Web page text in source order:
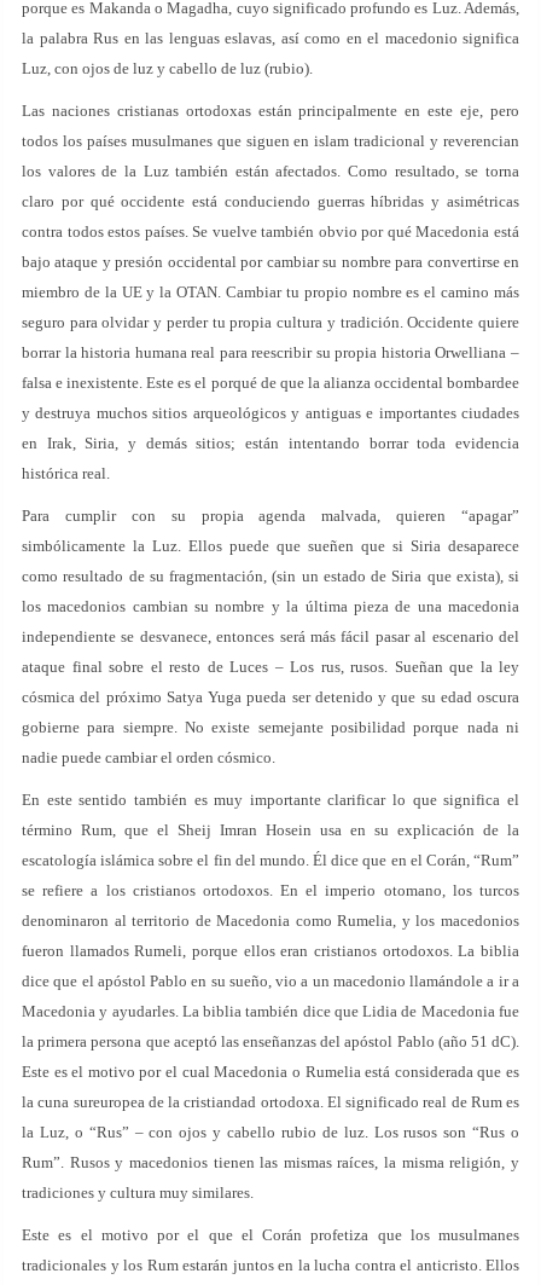
porque es Makanda o Magadha, cuyo significado profundo es Luz. Además,
la palabra Rus en las lenguas eslavas, así como en el macedonio significa
Luz, con ojos de luz y cabello de luz (rubio).
Las naciones cristianas ortodoxas están principalmente en este eje, pero
todos los países musulmanes que siguen en islam tradicional y reverencian
los valores de la Luz también están afectados. Como resultado, se torna
claro por qué occidente está conduciendo guerras híbridas y asimétricas
contra todos estos países. Se vuelve también obvio por qué Macedonia está
bajo ataque y presión occidental por cambiar su nombre para convertirse en
miembro de la UE y la OTAN. Cambiar tu propio nombre es el camino más
seguro para olvidar y perder tu propia cultura y tradición. Occidente quiere
borrar la historia humana real para reescribir su propia historia Orwelliana –
falsa e inexistente. Este es el porqué de que la alianza occidental bombardee
y destruya muchos sitios arqueológicos y antiguas e importantes ciudades
en Irak, Siria, y demás sitios; están intentando borrar toda evidencia
histórica real.
Para cumplir con su propia agenda malvada, quieren “apagar”
simbólicamente la Luz. Ellos puede que sueñen que si Siria desaparece
como resultado de su fragmentación, (sin un estado de Siria que exista), si
los macedonios cambian su nombre y la última pieza de una macedonia
independiente se desvanece, entonces será más fácil pasar al escenario del
ataque final sobre el resto de Luces – Los rus, rusos. Sueñan que la ley
cósmica del próximo Satya Yuga pueda ser detenido y que su edad oscura
gobierne para siempre. No existe semejante posibilidad porque nada ni
nadie puede cambiar el orden cósmico.
En este sentido también es muy importante clarificar lo que significa el
término Rum, que el Sheij Imran Hosein usa en su explicación de la
escatología islámica sobre el fin del mundo. Él dice que en el Corán, “Rum”
se refiere a los cristianos ortodoxos. En el imperio otomano, los turcos
denominaron al territorio de Macedonia como Rumelia, y los macedonios
fueron llamados Rumeli, porque ellos eran cristianos ortodoxos. La biblia
dice que el apóstol Pablo en su sueño, vio a un macedonio llamándole a ir a
Macedonia y ayudarles. La biblia también dice que Lidia de Macedonia fue
la primera persona que aceptó las enseñanzas del apóstol Pablo (año 51 dC).
Este es el motivo por el cual Macedonia o Rumelia está considerada que es
la cuna sureuropea de la cristiandad ortodoxa. El significado real de Rum es
la Luz, o “Rus” – con ojos y cabello rubio de luz. Los rusos son “Rus o
Rum”. Rusos y macedonios tienen las mismas raíces, la misma religión, y
tradiciones y cultura muy similares.
Este es el motivo por el que el Corán profetiza que los musulmanes
tradicionales y los Rum estarán juntos en la lucha contra el anticristo. Ellos